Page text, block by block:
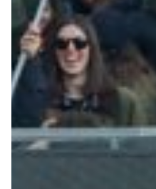
Accessori
Outlet